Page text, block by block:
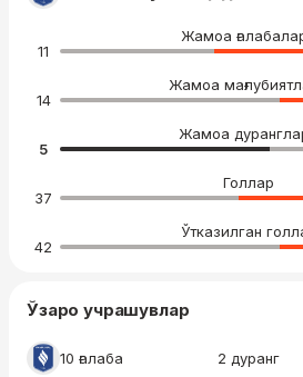
Жамоа
11
Жамоа
14
Жамоа
5
Голлар
37
Ўтказилган
42
Ўзаро учрашувлар
10 ғалаба 2 дуранг